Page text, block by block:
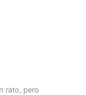
rato, pero